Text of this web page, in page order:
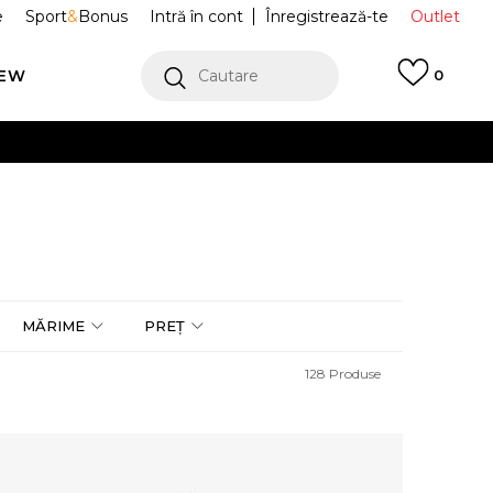
Outlet
Intră în cont Înregistrează-te
Sport&Bonus
Cautare 0
MĂRIME PREȚ
128 Produse